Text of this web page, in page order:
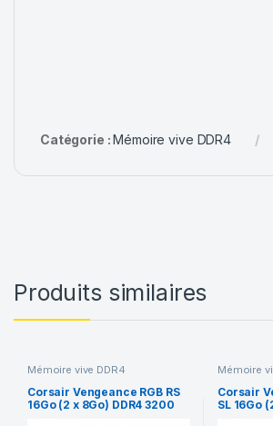
Catégorie :Mémoire vive DDR4
Produits similaires
Mémoire vive DDR4
Corsair Vengeance RGB RS
16Go (2 x 8Go) DDR4 3200
Mémoire
Corsair
SL 16Go